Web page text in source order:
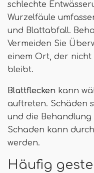
schlechte
Wurzelfäule
und Blattabfall.
Vermeiden Sie
einem Ort, der
bleibt.
Blattflecken kann
auftreten. Schäden
und die
Schaden kann
werden.
Häufig